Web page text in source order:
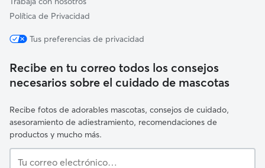
Política de Privacidad
Tus preferencias de privacidad
Recibe en tu correo todos los consejos
necesarios sobre el cuidado de mascotas
Recibe fotos de adorables mascotas, consejos de cuidado,
asesoramiento de adiestramiento, recomendaciones de
productos y mucho más.